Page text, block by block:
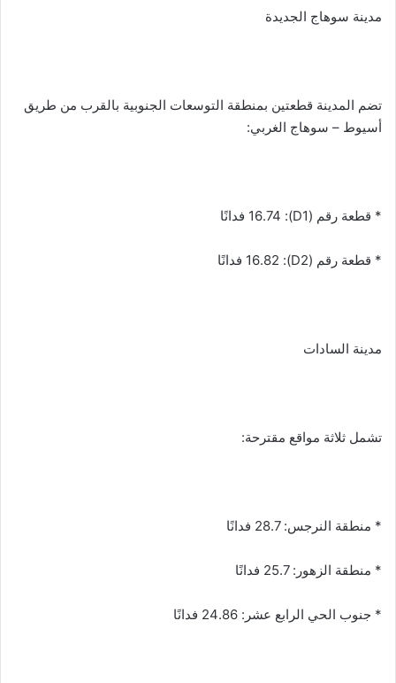
مدينة سوهاج الجديدة
تضم المدينة قطعتين بمنطقة التوسعات الجنوبية بالقرب من طريق
أسيوط – سوهاج الغربي:
* قطعة رقم (D1): 16.74 فدانًا
* قطعة رقم (D2): 16.82 فدانًا
مدينة السادات
تشمل ثلاثة مواقع مقترحة:
* منطقة النرجس: 28.7 فدانًا
* منطقة الزهور: 25.7 فدانًا
* جنوب الحي الرابع عشر: 24.86 فدانًا